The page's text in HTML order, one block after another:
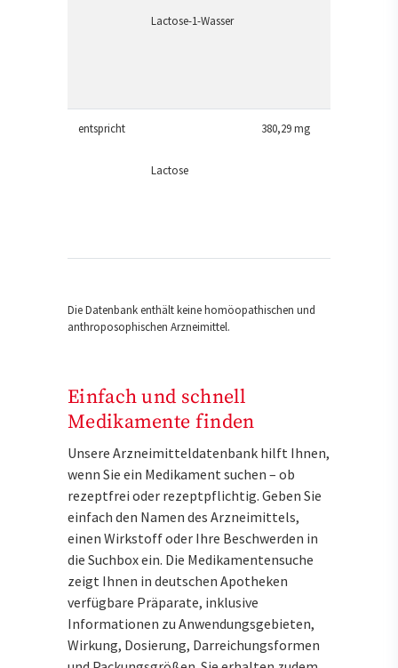
Lactose-1-Wasser
entspricht
Lactose
380,29 mg
Die Datenbank enthält keine homöopathischen und
anthroposophischen Arzneimittel.
Einfach und schnell
Medikamente finden
Unsere Arzneimitteldatenbank hilft Ihnen,
wenn Sie ein Medikament suchen – ob
rezeptfrei oder rezeptpflichtig. Geben Sie
einfach den Namen des Arzneimittels,
einen Wirkstoff oder Ihre Beschwerden in
die Suchbox ein. Die Medikamentensuche
zeigt Ihnen in deutschen Apotheken
verfügbare Präparate, inklusive
Informationen zu Anwendungsgebieten,
Wirkung, Dosierung, Darreichungsformen